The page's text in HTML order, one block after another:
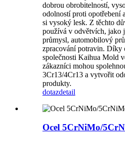
dobrou obrobitelností,
odolností proti opotřebení
si vysoký lesk. Z těchto
používá v odvětvích, jako
průmysl, automobilový
zpracování potravin. Díky
společnosti Kaihua Mold
zákazníci mohou
3Cr13/4Cr13 a vytvořit
produkty.
dotazdetail
Ocel 5CrNiMo/